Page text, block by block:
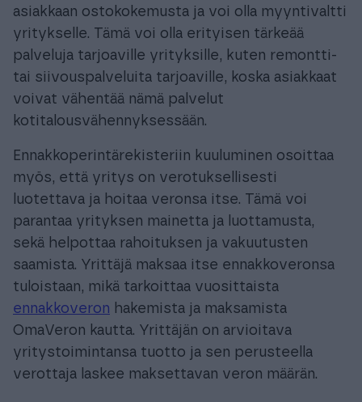
asiakkaan ostokokemusta ja voi olla myyntivaltti
yritykselle. Tämä voi olla erityisen tärkeää
palveluja tarjoaville yrityksille, kuten remontti-
tai siivouspalveluita tarjoaville, koska asiakkaat
voivat vähentää nämä palvelut
kotitalousvähennyksessään.
Ennakkoperintärekisteriin kuuluminen osoittaa
myös, että yritys on verotuksellisesti
luotettava ja hoitaa veronsa itse. Tämä voi
parantaa yrityksen mainetta ja luottamusta,
sekä helpottaa rahoituksen ja vakuutusten
saamista. Yrittäjä maksaa itse ennakkoveronsa
tuloistaan, mikä tarkoittaa vuosittaista
ennakkoveron hakemista ja maksamista
OmaVeron kautta. Yrittäjän on arvioitava
yritystoimintansa tuotto ja sen perusteella
verottaja laskee maksettavan veron määrän.